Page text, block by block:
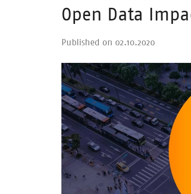
Open Data
Published on 02.10.2020